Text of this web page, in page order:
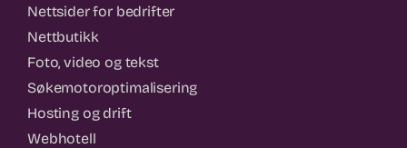
Nettsider for bedrifter
Nettbutikk
Foto, video og tekst
Søkemotoroptimalisering
Hosting og drift
Webhotell